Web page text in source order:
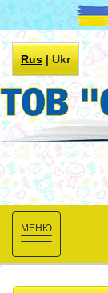
Rus|Ukr
Toggle
navigation